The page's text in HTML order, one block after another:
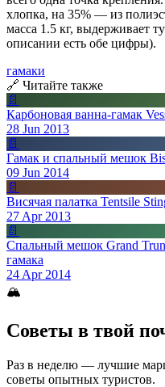
хлопка, на 35% — из
масса 1.5 кг, выдерживает
описании есть обе цифры).
гамаки
🔗 Читайте также
📄
Карбоновая ванна-гамак
28 Jun 2013
📄
Гамак и спальный мешок
09 Jun 2014
📄
Висячая палатка Tentsile
27 Apr 2013
📄
Спальный мешок Grand
гамака
24 Apr 2014
🏔
Советы в твой
Раз в неделю — лучшие
советы опытных туристов.